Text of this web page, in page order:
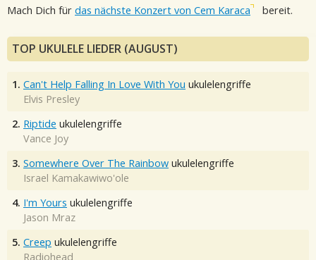
Mach Dich für das nächste Konzert von Cem Karaca bereit.
TOP UKULELE LIEDER (AUGUST)
1. Can't Help Falling In Love With You ukulelengriffe
Elvis Presley
2. Riptide ukulelengriffe
Vance Joy
3. Somewhere Over The Rainbow ukulelengriffe
Israel Kamakawiwo'ole
4. I'm Yours ukulelengriffe
Jason Mraz
5. Creep ukulelengriffe
Radiohead